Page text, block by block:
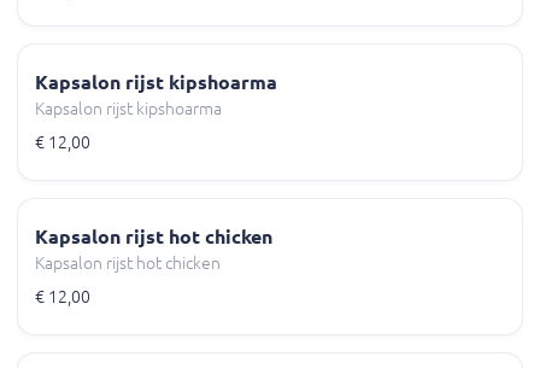
Kapsalon rijst kipshoarma
Kapsalon rijst kipshoarma
€ 12,00
Kapsalon rijst hot chicken
Kapsalon rijst hot chicken
€ 12,00